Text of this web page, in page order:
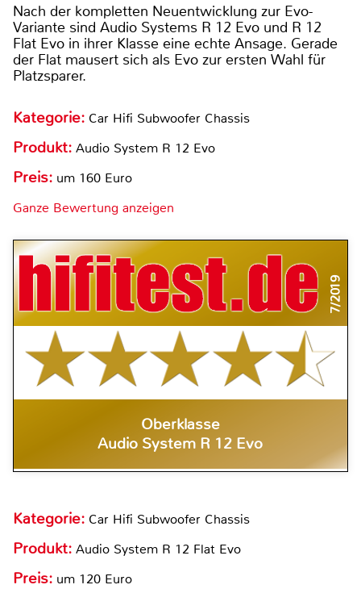
Nach der kompletten Neuentwicklung zur Evo-
Variante sind Audio Systems R 12 Evo und R 12
Flat Evo in ihrer Klasse eine echte Ansage. Gerade
der Flat mausert sich als Evo zur ersten Wahl für
Platzsparer.
Kategorie: Car Hifi Subwoofer Chassis
Produkt: Audio System R 12 Evo
Preis: um 160 Euro
Ganze Bewertung anzeigen
7/2019
Oberklasse
Audio System R 12 Evo
Kategorie: Car Hifi Subwoofer Chassis
Produkt: Audio System R 12 Flat Evo
Preis: um 120 Euro